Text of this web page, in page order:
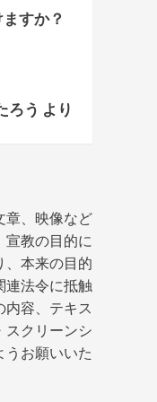
すか？
ろう より
章、映像など
宣教の目的に
、本来の目的
連法令に抵触
容、テキス
スクリーンシ
うお願いいた